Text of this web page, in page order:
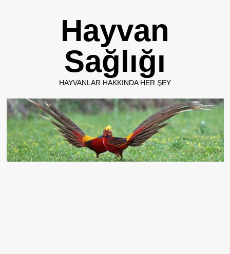
Hayvan
Sağlığı
HAYVANLAR HAKKINDA HER ŞEY